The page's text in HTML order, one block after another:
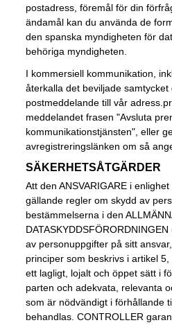
postadress, föremål för din
ändamål kan du använda de
den spanska myndigheten för
behöriga myndigheten.
I kommersiell kommunikation,
återkalla det beviljade
postmeddelande till vår adress.
meddelandet frasen "Avsluta
kommunikationstjänsten", eller
avregistreringslänken om så
SÄKERHETSÅTGÄRDER
Att den ANSVARIGARE i
gällande regler om skydd av
bestämmelserna i den
av personuppgifter på sitt
principer som beskrivs i artikel
ett lagligt, lojalt och öppet sätt i
parten och adekvata, relevanta
som är nödvändigt i förhållande
behandlas. CONTROLLER